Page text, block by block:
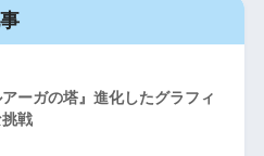
ーガの塔』進化したグラフィ
戦